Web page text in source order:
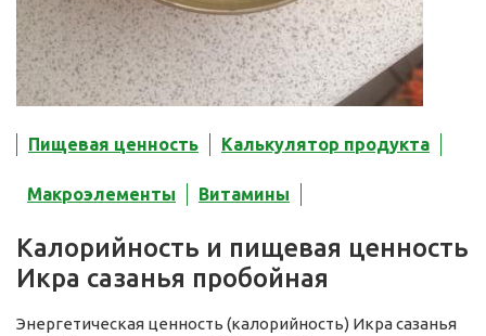
Пищевая ценность Калькулятор продукта
Макроэлементы Витамины
Калорийность и пищевая ценность
Икра сазанья пробойная
Энергетическая ценность (калорийность) Икра сазанья